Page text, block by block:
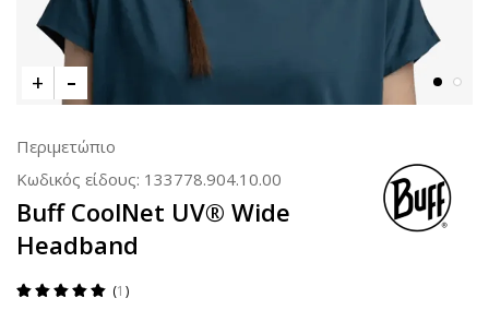
Περιμετώπιο
Κωδικός είδους: 133778.904.10.00
Buff CoolNet UV® Wide
Headband
1